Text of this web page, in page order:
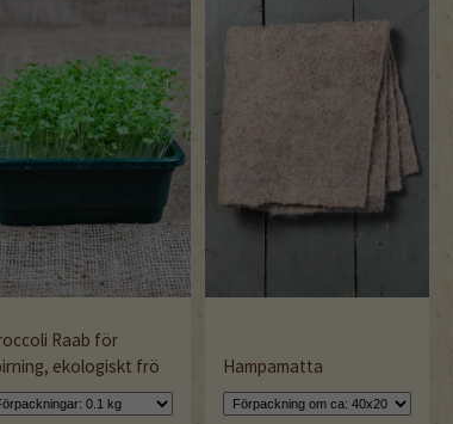
Raab för
ekologiskt frö
Hampamatta